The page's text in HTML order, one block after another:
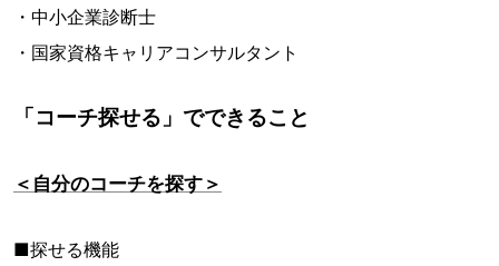
・中小企業診断士
・国家資格キャリアコンサルタント
「コーチ探せる」でできること
＜自分のコーチを探す＞
■探せる機能